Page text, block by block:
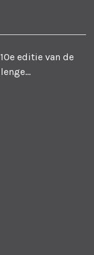
editie van de